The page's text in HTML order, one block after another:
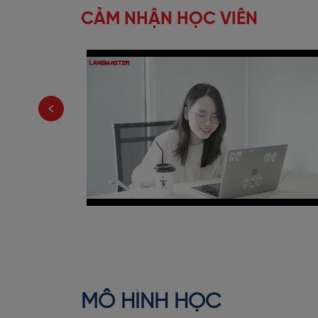
CẢM NHẬN HỌC VIÊN
MÔ HÌNH HỌC